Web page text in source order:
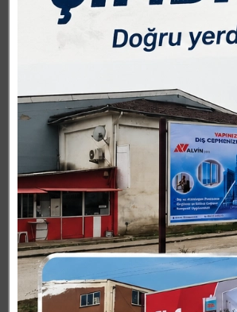
19.05.2026 20:43:00
Paylas
Son yıllarda hızla gelişen
yapay zekâ uygulamalarının
Dijitalleşme İş Gücünü Değiştiriyor
Yapay zekâya göre, tekrar eden
daha çok yaratıcılık ve
belirgin şekilde hissediliyor.
Yeni Meslekler Ortaya Çıkıyor
Hazırlanan verilere göre
Yazılım ve veri analizi
Siber güvenlik
Yapay zekâ tabanlı sistemler
Robotik ve otomasyon
Dijital medya ve içerik üretimi
Eğitim ve Beceriler Önem
Değişen iş dünyasıyla birlikte
okuryazarlığı ve teknoloji